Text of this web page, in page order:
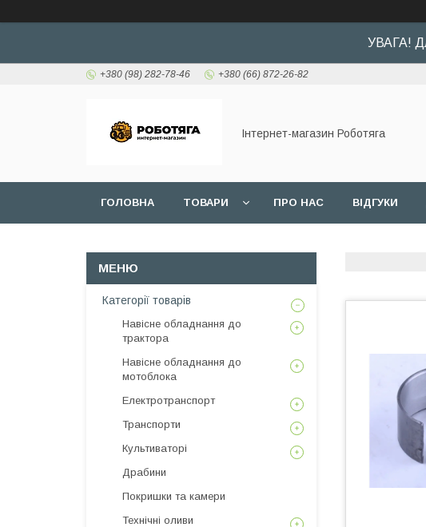
УВАГА!
+380 (98) 282-78-46 +380 (66) 872-26-82
Інтернет-магазин Роботяга
ГОЛОВНА ТОВАРИ ПРО НАС ВІДГУКИ
Категорії товарів
Навісне обладнання до
трактора
Навісне обладнання до
мотоблока
Електротранспорт
Транспорти
Культиваторі
Драбини
Покришки та камери
Технічні оливи